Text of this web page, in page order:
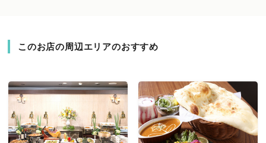
このお店の周辺エリアのおすすめ